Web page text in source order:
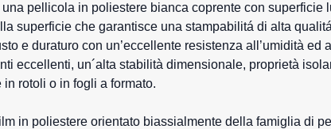
pellicola in poliestere bianca coprente con superficie
superficie che garantisce una stampabilitá di alta
e duraturo con un’eccellente resistenza all’umidità
eccellenti, un´alta stabilità dimensionale, proprietà
in rotoli o in fogli a formato.
in poliestere orientato biassialmente della famiglia di